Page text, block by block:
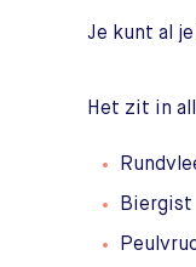
Je kunt al
Het zit in
Biergist